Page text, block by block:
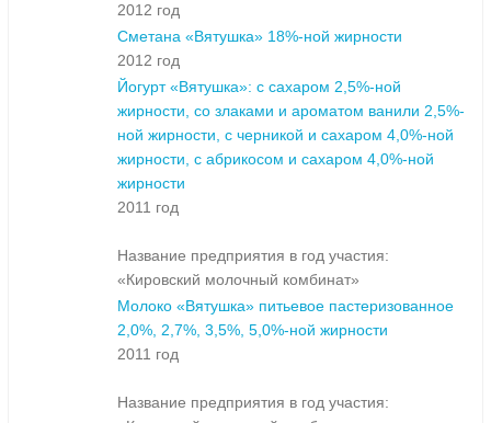
2012 год
Сметана «Вятушка» 18%-ной жирности
2012 год
Йогурт «Вятушка»: с сахаром 2,5%-ной
жирности, cо злаками и ароматом ванили 2,5%-
ной жирности, с черникой и сахаром 4,0%-ной
жирности, с абрикосом и сахаром 4,0%-ной
жирности
2011 год
Название предприятия в год участия:
«Кировский молочный комбинат»
Молоко «Вятушка» питьевое пастеризованное
2,0%, 2,7%, 3,5%, 5,0%-ной жирности
2011 год
Название предприятия в год участия: